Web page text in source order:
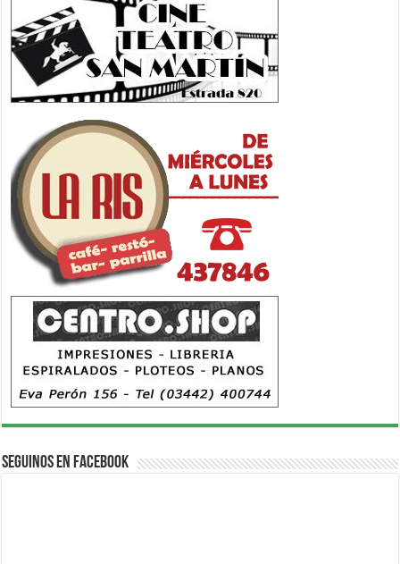
Seguinos en Facebook